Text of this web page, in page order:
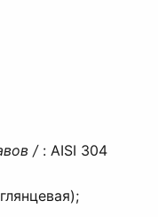
/ : AISI 304